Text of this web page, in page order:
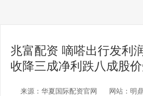
兆富配资 嘀嗒出行发利
收降三成净利跌八成股
来源：华夏国际配资官网 网站：明